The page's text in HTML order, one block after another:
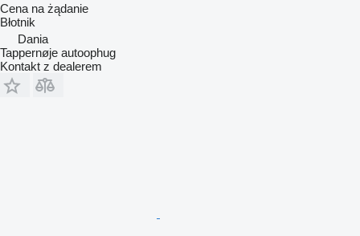
Cena na żądanie
Błotnik
Dania
Tappernøje autoophug
Kontakt z dealerem